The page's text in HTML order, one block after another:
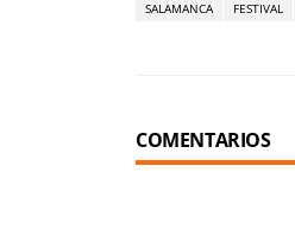
SALAMANCA FESTIVAL
COMENTARIOS